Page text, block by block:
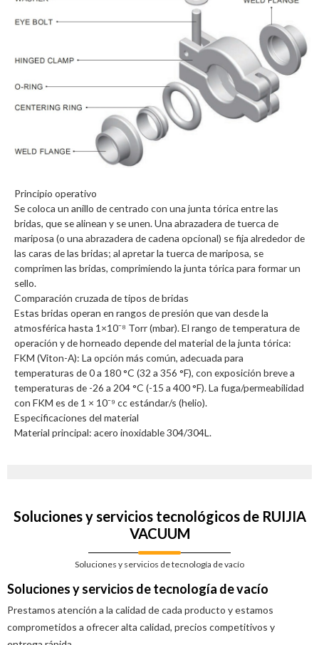
Principio operativo
Se coloca un anillo de centrado con una junta tórica entre las
bridas, que se alinean y se unen. Una abrazadera de tuerca de
mariposa (o una abrazadera de cadena opcional) se fija alrededor de
las caras de las bridas; al apretar la tuerca de mariposa, se
comprimen las bridas, comprimiendo la junta tórica para formar un
sello.
Comparación cruzada de tipos de bridas
Estas bridas operan en rangos de presión que van desde la
atmosférica hasta 1×10⁻⁸ Torr (mbar). El rango de temperatura de
operación y de horneado depende del material de la junta tórica:
FKM (Viton-A): La opción más común, adecuada para
temperaturas de 0 a 180 °C (32 a 356 °F), con exposición breve a
temperaturas de -26 a 204 °C (-15 a 400 °F). La fuga/permeabilidad
con FKM es de 1 × 10⁻⁹ cc estándar/s (helio).
Especificaciones del material
Material principal: acero inoxidable 304/304L.
Soluciones y servicios tecnológicos de RUIJIA
VACUUM
Soluciones y servicios de tecnología de vacío
Soluciones y servicios de tecnología de vacío
Prestamos atención a la calidad de cada producto y estamos
comprometidos a ofrecer alta calidad, precios competitivos y